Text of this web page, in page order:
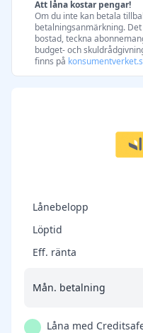
Att låna kostar pengar!
Om du inte kan betala
betalningsanmärkning.
bostad, teckna
budget- och
finns på
Lånebelopp
Löptid
Eff. ränta
Mån. betalning
Låna med